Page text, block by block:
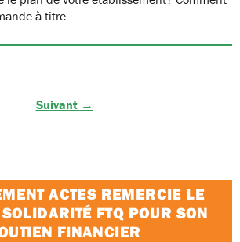
à titre…
Suivant →
ACTES REMERCIE LE
FTQ POUR SON
FINANCIER